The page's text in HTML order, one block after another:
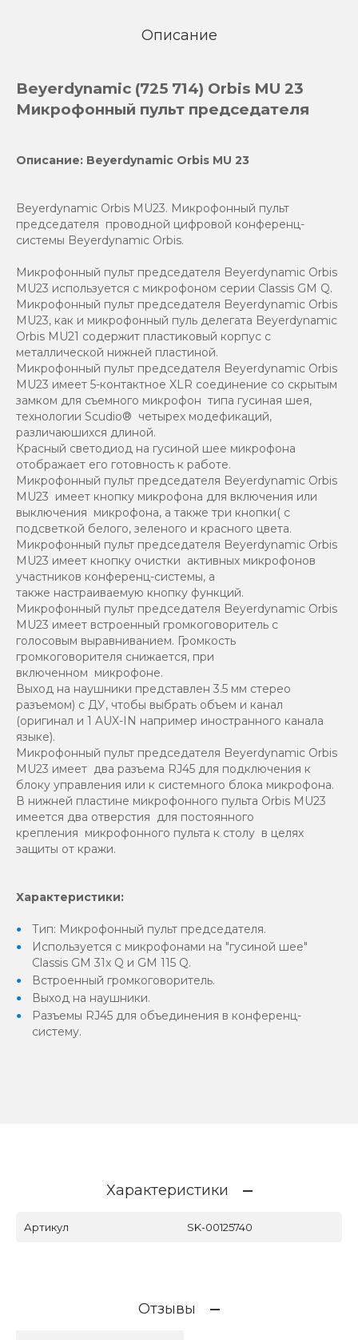
Описание
Beyerdynamic (725 714) Orbis MU 23
Микрофонный пульт председателя
Описание: Beyerdynamic Orbis MU 23
Beyerdynamic Orbis MU23. Микрофонный пульт
председателя проводной цифровой конференц-
системы Beyerdynamic Orbis.
Микрофонный пульт председателя Beyerdynamic Orbis
MU23 используется с микрофоном серии Classis GM Q.
Микрофонный пульт председателя Beyerdynamic Orbis
MU23, как и микрофонный пуль делегата Beyerdynamic
Orbis MU21 содержит пластиковый корпус с
металлической нижней пластиной.
Микрофонный пульт председателя Beyerdynamic Orbis
MU23 имеет 5-контактное XLR соединение со скрытым
замком для съемного микрофон типа гусиная шея,
технологии Scudio® четырех модефикаций,
различаюшихся длиной.
Красный светодиод на гусиной шее микрофона
отображает его готовность к работе.
Микрофонный пульт председателя Beyerdynamic Orbis
MU23 имеет кнопку микрофона для включения или
выключения микрофона, а также три кнопки( с
подсветкой белого, зеленого и красного цвета.
Микрофонный пульт председателя Beyerdynamic Orbis
MU23 имеет кнопку очистки активных микрофонов
участников конференц-системы, а
также настраиваемую кнопку функций.
Микрофонный пульт председателя Beyerdynamic Orbis
MU23 имеет встроенный громкоговоритель с
голосовым выравниванием. Громкость
громкоговорителя снижается, при
включенном микрофоне.
Выход на наушники представлен 3.5 мм стерео
разъемом) с ДУ, чтобы выбрать объем и канал
(оригинал и 1 AUX-IN например иностранного канала
языке).
Микрофонный пульт председателя Beyerdynamic Orbis
MU23 имеет два разъема RJ45 для подключения к
блоку управления или к системного блока микрофона.
В нижней пластине микрофонного пульта Orbis MU23
имеется два отверстия для постоянного
крепления микрофонного пульта к столу в целях
защиты от кражи.
Характеристики:
Тип: Микрофонный пульт председателя.
Используется с микрофонами на "гусиной шее"
Classis GM 31x Q и GM 115 Q.
Встроенный громкоговоритель.
Выход на наушники.
Разъемы RJ45 для объединения в конференц-
систему.
Характеристики
Артикул SK-00125740
Отзывы